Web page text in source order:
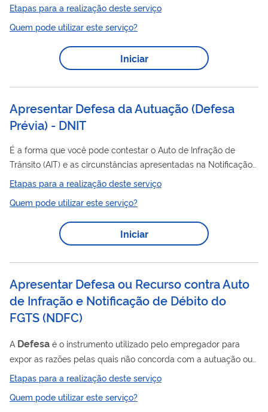
de uma matrícula antiga de obra no Cadastro Específico do
INSS (CEI). A anulação da inscrição que já possua aferição e
certidão emitida somente será realizada depois do
cancelamento da aferição e a anulação da certidão; que
podem ser solicitadas no mesmo processo de anulação do
Etapas para a realização deste serviço
Quem pode utilizar este serviço?
Iniciar
Apresentar Defesa da Autuação (Defesa
Prévia) - DNIT
É a forma que você pode contestar o Auto de Infração de
Trânsito (AIT) e as circunstâncias apresentadas na Notificação
da Autuação (NA), garantindo-lhe o direito à ampla
Etapas para a realização deste serviço
Quem pode utilizar este serviço?
Iniciar
Apresentar Defesa ou Recurso contra Auto
de Infração e Notificação de Débito do
FGTS(NDFC)
A Defesa é o instrumento utilizado pelo empregador para
expor as razões pelas quais não concorda com a autuação ou
notificação realizada pela fiscalização do trabalho. É a sua
primeira oportunidade de manifestação no processo, sendo
apreciada pelo Chefe da Unidade Regional de Multas e
Etapas para a realização deste serviço
Quem pode utilizar este serviço?